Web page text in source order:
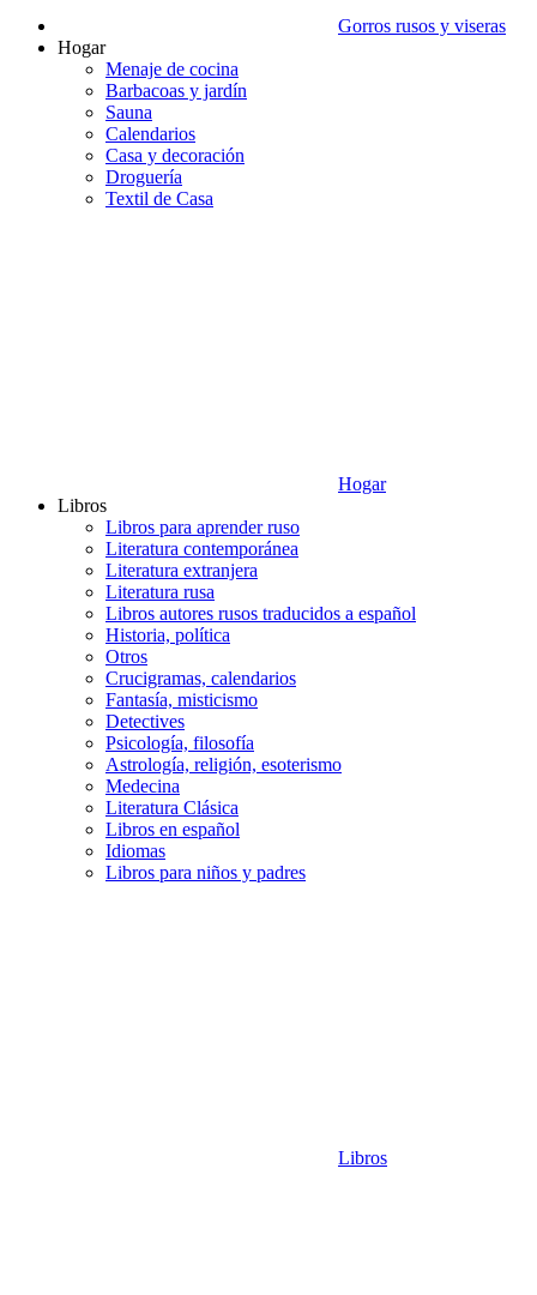
Gorros rusos y viseras
Hogar
Menaje de cocina
Barbacoas y jardín
Sauna
Calendarios
Casa y decoración
Droguería
Textil de Casa
Hogar
Libros
Libros para aprender ruso
Literatura contemporánea
Literatura extranjera
Literatura rusa
Libros autores rusos traducidos a español
Historia, política
Otros
Crucigramas, calendarios
Fantasía, misticismo
Detectives
Psicología, filosofía
Astrología, religión, esoterismo
Medecina
Literatura Clásica
Libros en español
Idiomas
Libros para niños y padres
Libros